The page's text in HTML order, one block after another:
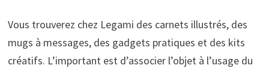
Vous trouverez chez Legami des carnets illustrés, des
mugs à messages, des gadgets pratiques et des kits
créatifs. L’important est d’associer l’objet à l’usage du